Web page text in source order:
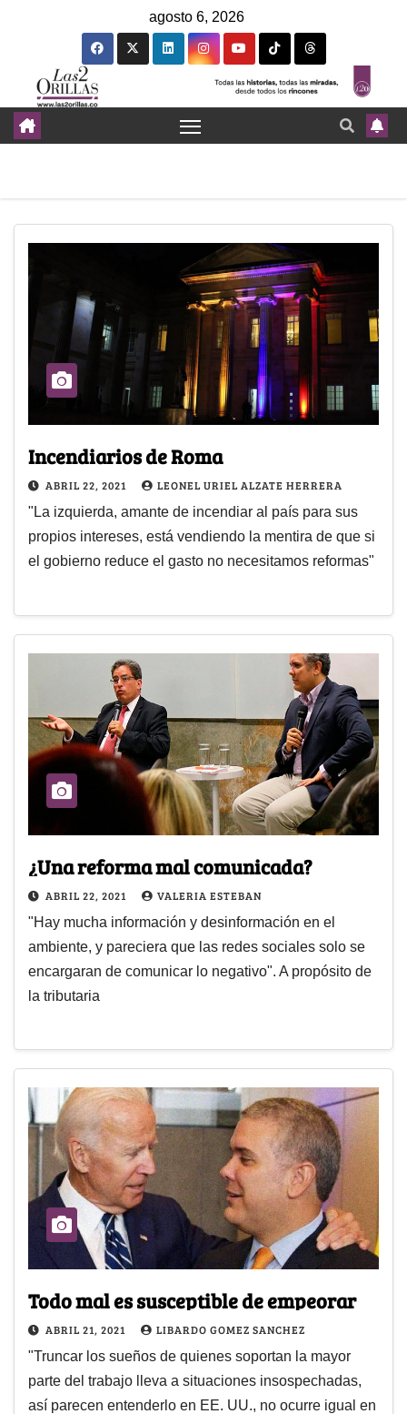
agosto 6, 2026
Incendiarios de Roma
ABRIL 22, 2021 LEONEL URIEL ALZATE HERRERA
"La izquierda, amante de incendiar al país para sus
propios intereses, está vendiendo la mentira de que si
el gobierno reduce el gasto no necesitamos reformas"
¿Una reforma mal comunicada?
ABRIL 22, 2021 VALERIA ESTEBAN
"Hay mucha información y desinformación en el
ambiente, y pareciera que las redes sociales solo se
encargaran de comunicar lo negativo". A propósito de
la tributaria
Todo mal es susceptible de empeorar
ABRIL 21, 2021 LIBARDO GOMEZ SANCHEZ
"Truncar los sueños de quienes soportan la mayor
parte del trabajo lleva a situaciones insospechadas,
así parecen entenderlo en EE. UU., no ocurre igual en